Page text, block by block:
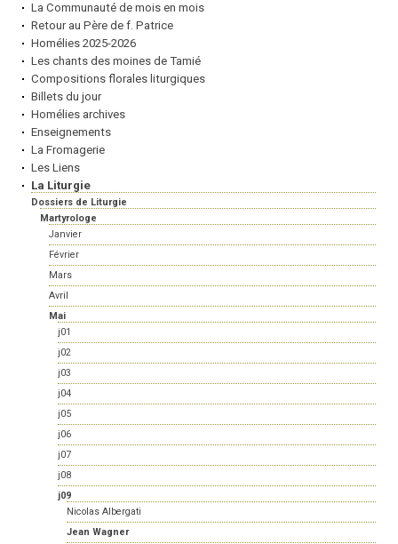
La Communauté de mois en mois
Retour au Père de f. Patrice
Homélies 2025-2026
Les chants des moines de Tamié
Compositions florales liturgiques
Billets du jour
Homélies archives
Enseignements
La Fromagerie
Les Liens
La Liturgie
Dossiers de Liturgie
Martyrologe
Janvier
Février
Mars
Avril
Mai
j01
j02
j03
j04
j05
j06
j07
j08
j09
Nicolas Albergati
Jean Wagner